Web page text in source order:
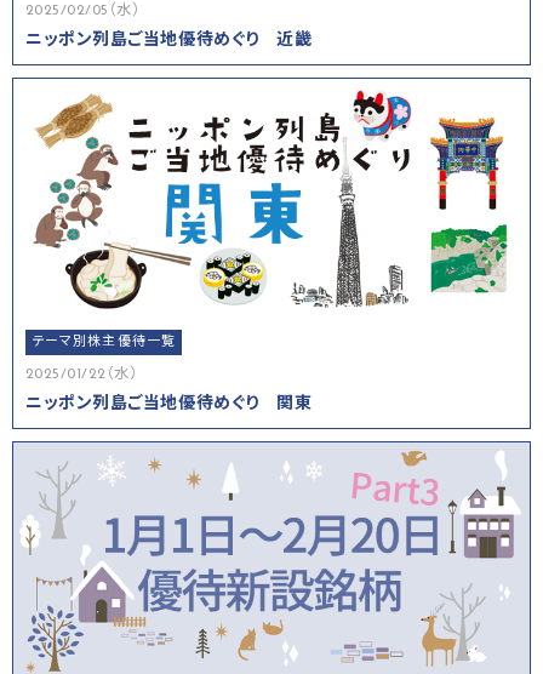
2025/02/05（水）
ニッポン列島ご当地優待めぐり 近畿
テーマ別株主優待一覧
2025/01/22（水）
ニッポン列島ご当地優待めぐり 関東